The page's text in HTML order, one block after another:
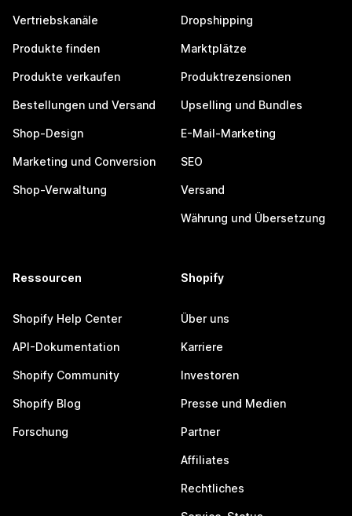
Vertriebskanäle
Produkte finden
Produkte verkaufen
Bestellungen und Versand
Shop-Design
Marketing und Conversion
Shop-Verwaltung
Dropshipping
Marktplätze
Produktrezensionen
Upselling und Bundles
E-Mail-Marketing
SEO
Versand
Währung und Übersetzung
Ressourcen
Shopify Help Center
API-Dokumentation
Shopify Community
Shopify Blog
Forschung
Shopify
Über uns
Karriere
Investoren
Presse und Medien
Partner
Affiliates
Rechtliches